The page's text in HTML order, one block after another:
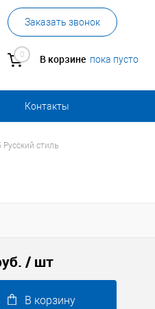
Заказать звонок
0 В корзине пока пусто
Контакты
стиль
/ шт
В корзину